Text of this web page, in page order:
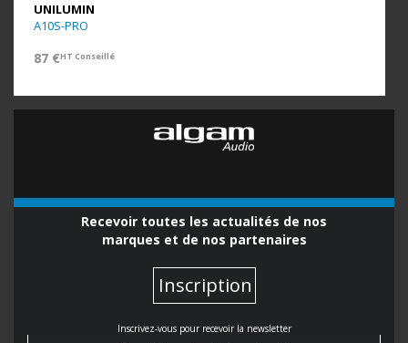
UNILUMIN
A10S-PRO
87 €HT Conseillé
Recevoir toutes les actualités de nos
marques et de nos partenaires
Inscription
Inscrivez-vous pour recevoir la newsletter